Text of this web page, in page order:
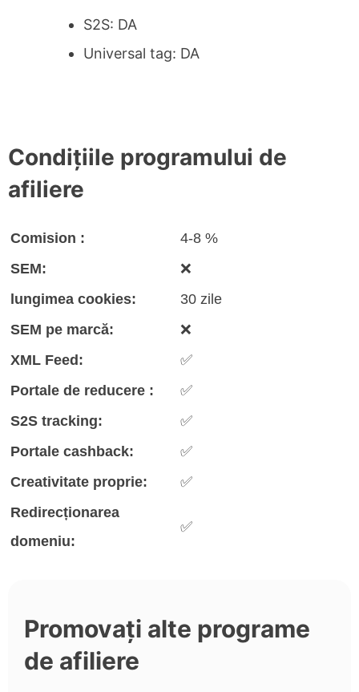
S2S: DA
Universal tag: DA
Condițiile programului de
afiliere
Comision :
4-8 %
SEM:
❌
lungimea cookies:
30 zile
SEM pe marcă:
❌
XML Feed:
✅
Portale de reducere :
✅
S2S tracking:
✅
Portale cashback:
✅
Creativitate proprie:
✅
Redirecționarea
domeniu:
✅
Promovați alte programe
de afiliere